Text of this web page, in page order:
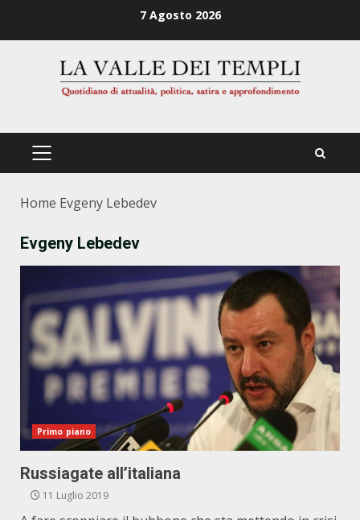
7 Agosto 2026
PRIMÄRES
Home Evgeny Lebedev
Evgeny Lebedev
Primo piano
Russiagate all’italiana
11 Luglio 2019